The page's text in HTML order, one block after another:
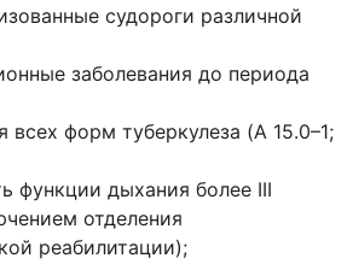
судороги различной
заболевания до периода
всех форм туберкулеза (A 15.0–1;
функции дыхания более III
отделения
реабилитации);